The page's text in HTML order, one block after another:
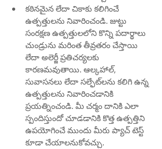
కఠినమైన లేదా చికాకు కలిగించే
ఉత్పత్తులను నివారించండి. జుట్టు
సంరక్షణ ఉత్పత్తులలోని కొన్ని పదార్థాలు
చుండ్రును మరింత తీవ్రతరం చేస్తాయి
లేదా అలెర్జీ ప్రతిచర్యలకు
కారణమవుతాయి. ఆల్కహాల్,
సువాసనలు లేదా సల్ఫేట్‌లను కలిగి ఉన్న
ఉత్పత్తులను నివారించడానికి
ప్రయత్నించండి. మీ చర్మం దానికి ఎలా
స్పందిస్తుందో చూడడానికి కొత్త ఉత్పత్తిని
ఉపయోగించే ముందు మీరు ప్యాచ్ టెస్ట్
కూడా చేయాలనుకోవచ్చు.